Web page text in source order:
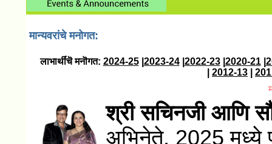
मान्यवरांचे मनोगत:
लाभार्थींचॆ मनॊगत: 2024-25| 2023-24| 2022-23| 2020-21|
2012-13
श्री सचिनजी आणि
अभिनेते, 2025 मध्ये